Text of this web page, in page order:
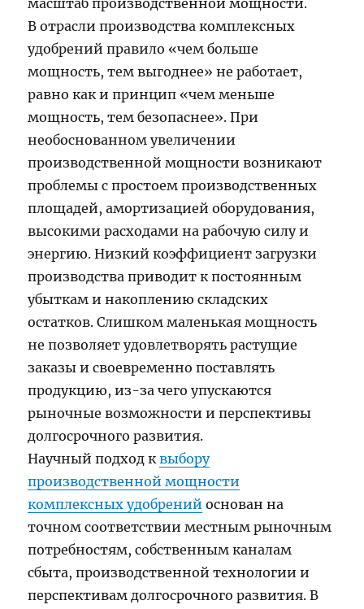
В отрасли производства комплексных
удобрений правило «чем больше
мощность, тем выгоднее» не работает,
равно как и принцип «чем меньше
мощность, тем безопаснее». При
необоснованном увеличении
производственной мощности возникают
проблемы с простоем производственных
площадей, амортизацией оборудования,
высокими расходами на рабочую силу и
энергию. Низкий коэффициент загрузки
производства приводит к постоянным
убыткам и накоплению складских
остатков. Слишком маленькая мощность
не позволяет удовлетворять растущие
заказы и своевременно поставлять
продукцию, из-за чего упускаются
рыночные возможности и перспективы
долгосрочного развития.
Научный подход квыбору
производственной мощности
комплексных удобрений основан на
точном соответствии местным рыночным
потребностям, собственным каналам
сбыта, производственной технологии и
перспективам долгосрочного развития. В